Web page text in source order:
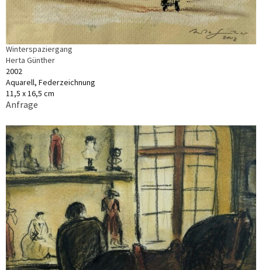
Winterspaziergang
Herta Günther
2002
Aquarell, Federzeichnung
11,5 x 16,5 cm
Anfrage